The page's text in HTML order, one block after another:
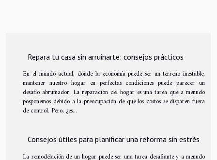
Repara tu casa sin arruinarte: consejos prácticos
En el mundo actual, donde la economía puede ser un terreno inestable,
mantener nuestro hogar en perfectas condiciones puede parecer un
desafío abrumador. La reparación del hogar es una tarea que a menudo
posponemos debido a la preocupación de que los costos se disparen fuera
de control. Pero, ¿es...
Consejos útiles para planificar una reforma sin estrés
La remodelación de un hogar puede ser una tarea desafiante y a menudo